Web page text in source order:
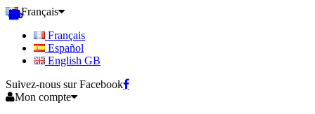
Français
Français
Español
English GB
Suivez-nous sur Facebook
Mon compte